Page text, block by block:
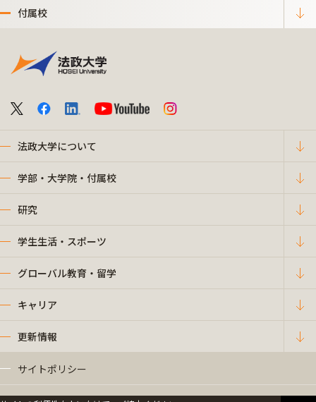
付属校
法政大学について
学部・大学院・付属校
研究
学生生活・スポーツ
グローバル教育・留学
キャリア
更新情報
サイトポリシー